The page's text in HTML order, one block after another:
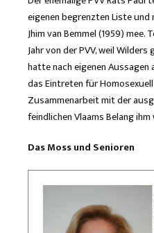
eigenen begrenzten Liste
Jhim van Bemmel (1959) mee.
Jahr von der PVV, weil
hatte nach eigenen
das Eintreten für
Zusammenarbeit mit der
feindlichen Vlaams Belang
Das Moss und Senioren